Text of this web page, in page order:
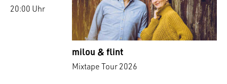
20:00 Uhr
milou & flint
Mixtape Tour 2026